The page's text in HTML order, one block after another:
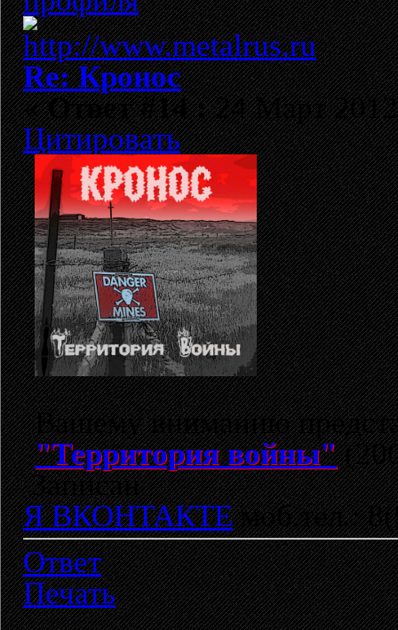
Re: Кронос
«Ответ #14 :24 Март
Цитировать
Вашему вниманию
"Территория войны"
Записан
Я ВКОНТАКТЕмоб.тел.:
Ответ
Печать